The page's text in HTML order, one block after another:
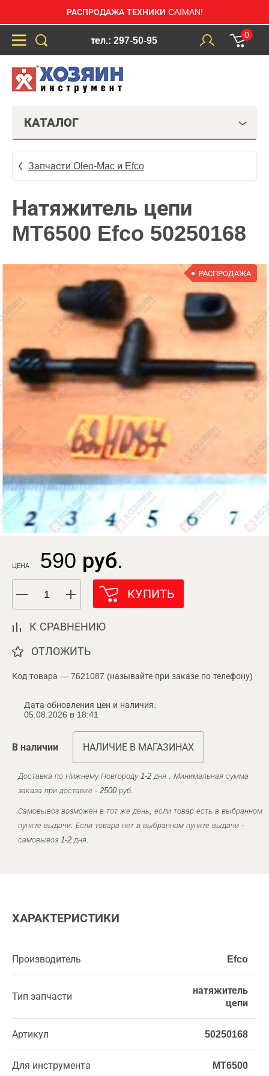
РАСПРОДАЖА ТЕХНИКИ CAIMAN!
тел.: 297-50-95
0
КАТАЛОГ
Запчасти Oleo-Mac и Efco
Натяжитель цепи
MT6500 Efco 50250168
РАСПРОДАЖА
ЦЕНА 590 руб.
КУПИТЬ
К СРАВНЕНИЮ
ОТЛОЖИТЬ
Код товара — 7621087 (называйте при заказе по телефону)
Дата обновления цен и наличия:
05.08.2026 в 18:41
В наличии НАЛИЧИЕ В МАГАЗИНАХ
Доставка по Нижнему Новгороду 1-2 дня . Минимальная сумма
заказа при доставке - 2500 руб.
Самовывоз возможен в тот же день, если товар есть в выбранном
пункте выдачи. Если товара нет в выбранном пункте выдачи -
самовывоз 1-2 дня.
ХАРАКТЕРИСТИКИ
Производитель Efco
Тип запчасти
натяжитель
цепи
Артикул 50250168
Для инструмента MT6500